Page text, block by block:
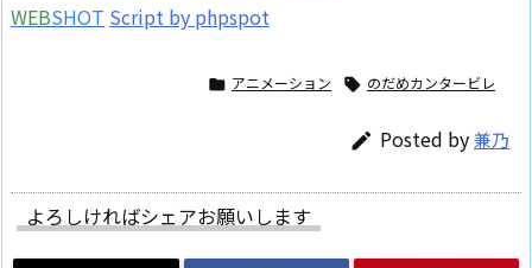
WEBSHOT Script by phpspot
 アニメーション  のだめカンタービレ
 Posted by兼乃
よろしければシェアお願いします